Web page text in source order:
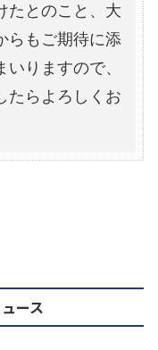
たとのこと、大
らもご期待に添
りますので、
たらよろしくお
ース